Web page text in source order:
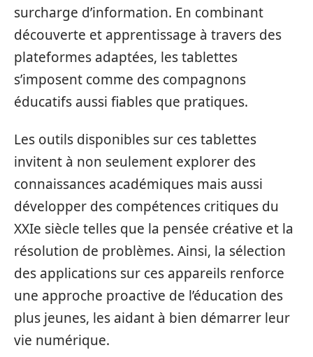
surcharge d’information. En combinant
découverte et apprentissage à travers des
plateformes adaptées, les tablettes
s’imposent comme des compagnons
éducatifs aussi fiables que pratiques.
Les outils disponibles sur ces tablettes
invitent à non seulement explorer des
connaissances académiques mais aussi
développer des compétences critiques du
XXIe siècle telles que la pensée créative et la
résolution de problèmes. Ainsi, la sélection
des applications sur ces appareils renforce
une approche proactive de l’éducation des
plus jeunes, les aidant à bien démarrer leur
vie numérique.